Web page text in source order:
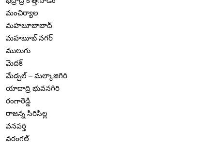
మంచిర్యాల
మహబూబాబాద్
మహబూబ్ నగర్
ములుగు
మెదక్
మేడ్చల్ – మల్కాజిగిరి
యాదాద్రి భువనగిరి
రంగారెడ్డి
రాజన్న సిరిసిల్ల
వనపర్తి
వరంగల్